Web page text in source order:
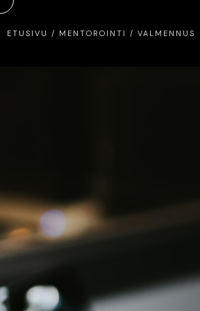
ETUSIVU / MENTOROINTI / VALMENNUS